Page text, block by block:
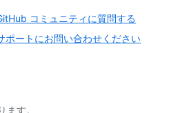
コミュニティに質問する
ポートにお問い合わせください
す。